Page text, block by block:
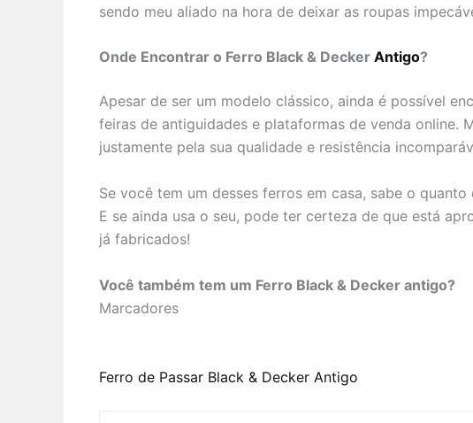
sendo meu aliado na hora de deixar as roupas
Onde Encontrar o Ferro Black & Decker Antigo?
Apesar de ser um modelo clássico, ainda é possível
feiras de antiguidades e plataformas de venda online.
justamente pela sua qualidade e resistência
Se você tem um desses ferros em casa, sabe o
E se ainda usa o seu, pode ter certeza de que está
já fabricados!
Você também tem um Ferro Black & Decker antigo?
Marcadores
Ferro de Passar Black & Decker Antigo